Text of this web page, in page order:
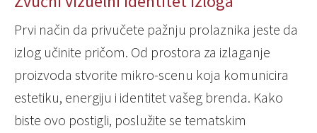
Prvi način da privučete pažnju prolaznika jeste da
izlog učinite pričom. Od prostora za izlaganje
proizvoda stvorite mikro-scenu koja komunicira
estetiku, energiju i identitet vašeg brenda. Kako
biste ovo postigli, poslužite se tematskim